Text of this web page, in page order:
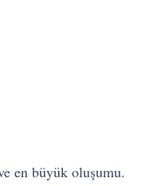
en büyük oluşumu.